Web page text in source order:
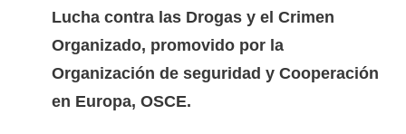
Lucha contra las Drogas y el Crimen
Organizado, promovido por la
Organización de seguridad y Cooperación
en Europa, OSCE.